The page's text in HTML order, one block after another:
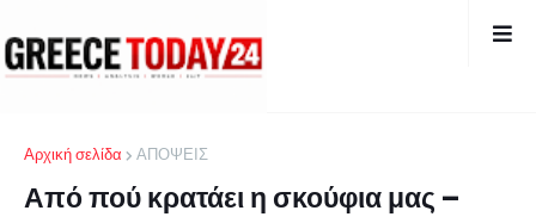
Αρχική σελίδα ΑΠΟΨΕΙΣ
Από πού κρατάει η σκούφια μας –